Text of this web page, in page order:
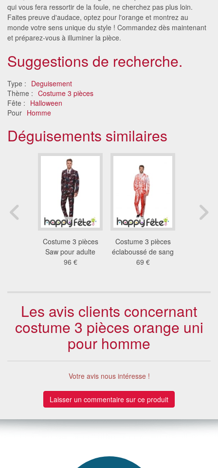
qui vous fera ressortir de la foule, ne cherchez pas plus loin.
Faites preuve d'audace, optez pour l'orange et montrez au
monde votre sens unique du style ! Commandez dès maintenant
et préparez-vous à illuminer la pièce.
Suggestions de recherche.
Type : Deguisement
Thème : Costume 3 pièces
Fête : Halloween
Pour Homme
Déguisements similaires
Costume 3 pièces
Saw pour adulte
96 €
Costume 3 pièces
éclaboussé de sang
69 €
Les avis clients concernant
costume 3 pièces orange uni
pour homme
Votre avis nous intéresse !
Laisser un commentaire sur ce produit